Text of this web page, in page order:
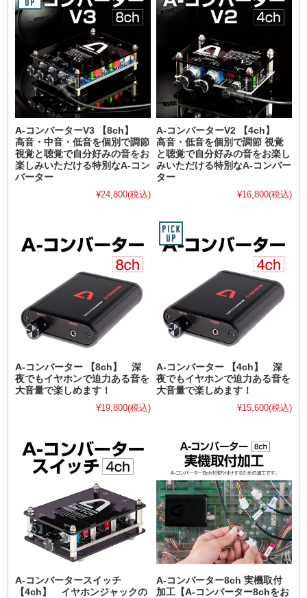
A-コンバーターV3 【8ch】
高音・中音・低音を個別で調節
視覚と聴覚で自分好みの音をお
楽しみいただける特別なA-コン
バーター
¥24,800(税込)
A-コンバーターV2 【4ch】
高音・低音を個別で調節 視覚
と聴覚で自分好みの音をお楽し
みいただける特別なA-コンバー
ター
¥16,800(税込)
A-コンバーター 【8ch】 深
夜でもイヤホンで迫力ある音を
大音量で楽しめます！
¥19,800(税込)
A-コンバーター 【4ch】 深
夜でもイヤホンで迫力ある音を
大音量で楽しめます！
¥15,600(税込)
A-コンバータースイッチ
【4ch】 イヤホンジャックの
A-コンバーター8ch 実機取付
加工【A-コンバーター8chをお